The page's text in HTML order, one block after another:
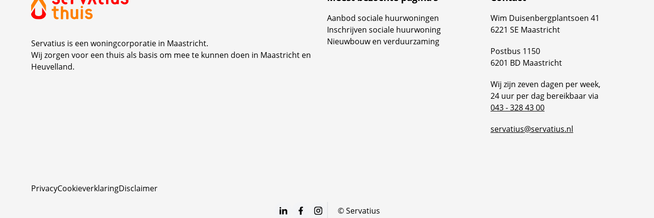
elkaar spontaan hielpen en met elkaar in
gesprek raakten. Tegelijkertijd was dit
wat bewoners belangrijk vinden in hun
woonomgeving en welke ideeën zij
hebben voor de toekomst. Samen maken
gevierd.
Servatius is een woningcorporatie in Maastricht.
Wij zorgen voor een thuis als basis om mee te kunnen doen in Maastricht en
Heuvelland.
Aanbod sociale huurwoningen
Inschrijven sociale huurwoning
Nieuwbouw en verduurzaming
Wim Duisenbergplantsoen 41
6221 SE Maastricht
Postbus 1150
6201 BD Maastricht
Wij zijn zeven dagen per week,
24 uur per dag bereikbaar via
043 - 328 43 00
servatius@servatius.nl
PrivacyCookieverklaringDisclaimer
LinkedInFacebookInstagram
©Servatius